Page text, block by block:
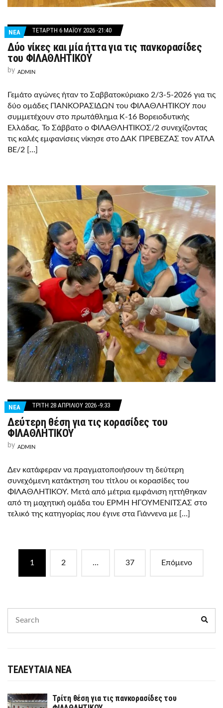
ΝΕΑ ΤΕΤΆΡΤΗ 6 ΜΑΪ́ΟΥ 2026 -21:40
Δύο νίκες και μία ήττα για τις πανκορασίδες
του ΦΙΛΑΘΛΗΤΙΚΟΥ
by ADMIN
Γεμάτο αγώνες ήταν το Σαββατοκύριακο 2/3-5-2026 για τις
δύο ομάδες ΠΑΝΚΟΡΑΣΊΔΩΝ του ΦΙΛΑΘΛΗΤΙΚΟΥ που
συμμετέχουν στο πρωτάθλημα Κ-16 Βορειοδυτικής
Ελλάδας. Το Σάββατο ο ΦΙΛΑΘΛΗΤΙΚΟΣ/2 συνεχίζοντας
τις καλές εμφανίσεις νίκησε στο ΔΑΚ ΠΡΕΒΕΖΑΣ τον ΑΤΛΑ
ΒΕ/2 […]
ΝΕΑ ΤΡΊΤΗ 28 ΑΠΡΙΛΊΟΥ 2026 -9:33
Δεύτερη θέση για τις κορασίδες του
ΦΙΛΑΘΛΗΤΙΚΟΥ
by ADMIN
Δεν κατάφεραν να πραγματοποιήσουν τη δεύτερη
συνεχόμενη κατάκτηση του τίτλου οι κορασίδες του
ΦΙΛΑΘΛΗΤΙΚΟΥ. Μετά από μέτρια εμφάνιση ηττήθηκαν
από τη μαχητική ομάδα του ΕΡΜΗ ΗΓΟΥΜΕΝΙΤΣΑΣ στο
τελικό της κατηγορίας που έγινε στα Γιάννενα με […]
Posts
navigation
1 2 … 37 Επόμενο
for:
ΤΕΛΕΥΤΑΙΑ ΝΕΑ
Τρίτη θέση για τις πανκορασίδες του